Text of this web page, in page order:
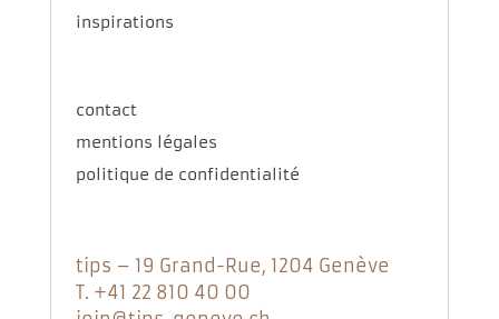
inspirations
contact
mentions légales
politique de confidentialité
tips – 19 Grand-Rue, 1204 Genève
T. +41 22 810 40 00